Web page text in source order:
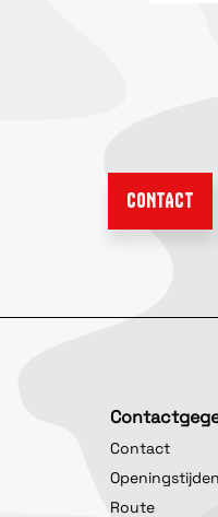
CONTACT
Contact
Openingstijden
Route